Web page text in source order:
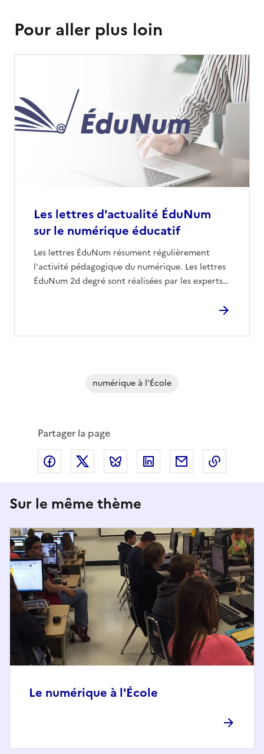
Pour aller plus loin
Les lettres d'actualité ÉduNum
sur le numérique éducatif
Les lettres ÉduNum résument régulièrement
l'activité pédagogique du numérique. Les lettres
ÉduNum 2d degré sont réalisées par les experts…
numérique à l'École
Partager la page
Partager via Facebook
Partager via XPartager via Bluesky
Partager via LinkedIn
Partager par
Sur le même thème
Le numérique à l'École